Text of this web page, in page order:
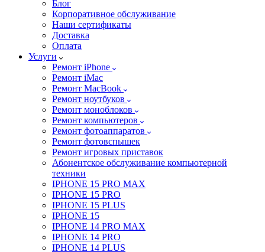
Блог
Корпоративное обслуживание
Наши сертификаты
Доставка
Оплата
Услуги
Ремонт iPhone
Ремонт iMac
Ремонт MacBook
Ремонт ноутбуков
Ремонт моноблоков
Ремонт компьютеров
Ремонт фотоаппаратов
Ремонт фотовспышек
Ремонт игровых приставок
Абонентское обслуживание компьютерной
техники
IPHONE 15 PRO MAX
IPHONE 15 PRO
IPHONE 15 PLUS
IPHONE 15
IPHONE 14 PRO MAX
IPHONE 14 PRO
IPHONE 14 PLUS